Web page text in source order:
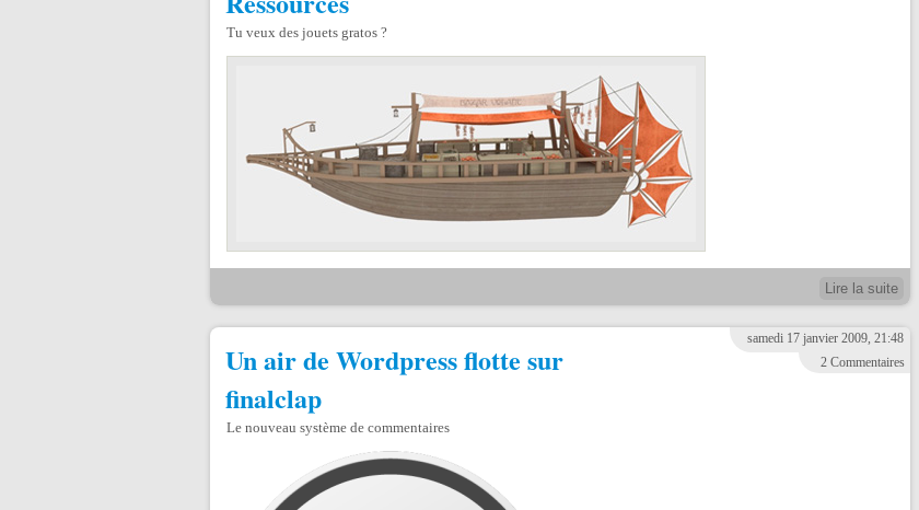
Tu veux des jouets gratos ?
Lire la suite
samedi 17 janvier 2009, 21:48
2 Commentaires
Un air de Wordpress flotte sur
finalclap
Le nouveau système de commentaires